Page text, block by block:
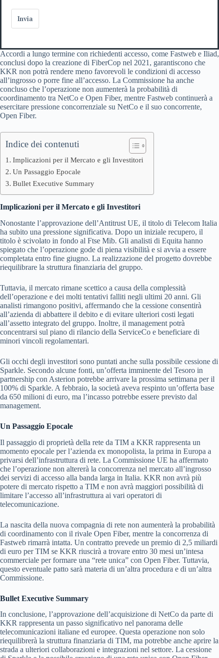
Invia
Accordi a lungo termine con richiedenti accesso, come Fastweb e Iliad,
conclusi dopo la creazione di FiberCop nel 2021, garantiscono che
KKR non potrà rendere meno favorevoli le condizioni di accesso
all’ingrosso o porre fine all’accesso. La Commissione ha anche
concluso che l’operazione non aumenterà la probabilità di
coordinamento tra NetCo e Open Fiber, mentre Fastweb continuerà a
esercitare pressione concorrenziale su NetCo e il suo concorrente,
Open Fiber.
Indice dei contenuti
Implicazioni per il Mercato e gli Investitori
Un Passaggio Epocale
Bullet Executive Summary
Implicazioni per il Mercato e gli Investitori
Nonostante l’approvazione dell’Antitrust UE, il titolo di Telecom Italia
ha subito una pressione significativa. Dopo un iniziale recupero, il
titolo è scivolato in fondo al Ftse Mib. Gli analisti di Equita hanno
spiegato che l’operazione gode di piena visibilità e si avvia a essere
completata entro fine giugno. La realizzazione del progetto dovrebbe
riequilibrare la struttura finanziaria del gruppo.
Tuttavia, il mercato rimane scettico a causa della complessità
dell’operazione e dei molti tentativi falliti negli ultimi 20 anni. Gli
analisti rimangono positivi, affermando che la cessione consentirà
all’azienda di abbattere il debito e di evitare ulteriori costi legati
all’assetto integrato del gruppo. Inoltre, il management potrà
concentrarsi sul piano di rilancio della ServiceCo e beneficiare di
minori vincoli regolamentari.
Gli occhi degli investitori sono puntati anche sulla possibile cessione di
Sparkle. Secondo alcune fonti, un’offerta imminente del Tesoro in
partnership con Asterion potrebbe arrivare la prossima settimana per il
100% di Sparkle. A febbraio, la società aveva respinto un’offerta base
da 650 milioni di euro, ma l’incasso potrebbe essere previsto dal
management.
Un Passaggio Epocale
Il passaggio di proprietà della rete da TIM a KKR rappresenta un
momento epocale per l’azienda ex monopolista, la prima in Europa a
privarsi dell’infrastruttura di rete. La Commissione UE ha affermato
che l’operazione non altererà la concorrenza nel mercato all’ingrosso
dei servizi di accesso alla banda larga in Italia. KKR non avrà più
potere di mercato rispetto a TIM e non avrà maggiori possibilità di
limitare l’accesso all’infrastruttura ai vari operatori di
telecomunicazione.
La nascita della nuova compagnia di rete non aumenterà la probabilità
di coordinamento con il rivale Open Fiber, mentre la concorrenza di
Fastweb rimarrà intatta. Un contratto prevede un premio di 2,5 miliardi
di euro per TIM se KKR riuscirà a trovare entro 30 mesi un’intesa
commerciale per formare una “rete unica” con Open Fiber. Tuttavia,
questo eventuale patto sarà materia di un’altra procedura e di un’altra
Commissione.
Bullet Executive Summary
In conclusione, l’approvazione dell’acquisizione di NetCo da parte di
KKR rappresenta un passo significativo nel panorama delle
telecomunicazioni italiane ed europee. Questa operazione non solo
riequilibrerà la struttura finanziaria di TIM, ma potrebbe anche aprire la
strada a ulteriori collaborazioni e integrazioni nel settore. La cessione